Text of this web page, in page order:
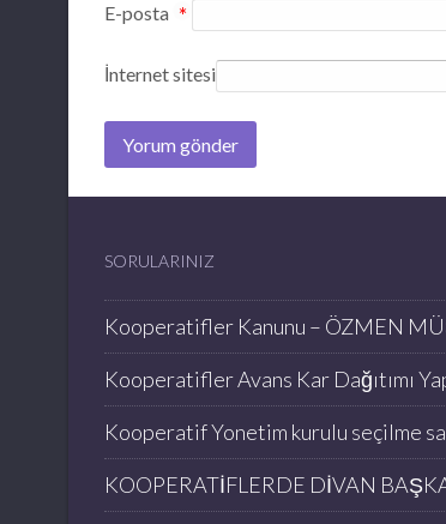
E-posta *
İnternet sitesi
SORULARINIZ
Kooperatifler Kanunu – ÖZMEN
Kooperatifler Avans Kar Dağıtımı
Kooperatif Yonetim kurulu seçilme
KOOPERATİFLERDE DİVAN